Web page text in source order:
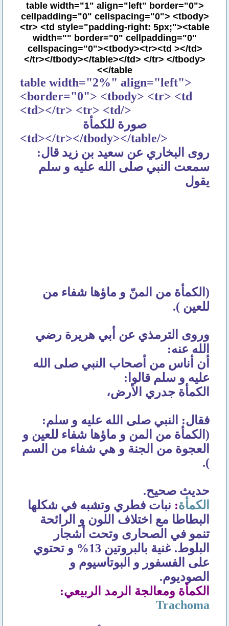
<table width="1" align="left" border="0"
cellpadding="0" cellspacing="0"> <tbody>
<tr> <td style="padding-right: 5px;"><table
width="" border="0" cellpadding="0"
cellspacing="0"><tbody><tr><td ></td>
</tr></tbody></table></td> </tr> </tbody>
</table>
<table width="2%" align="left"
border="0"> <tbody> <tr> <td>
</td></tr> <tr> <td>
صورة للكمأة
</td></tr></tbody></table>
روى البخاري عن سعيد بن زيد قال:
سمعت النبي صلى الله عليه و سلم
يقول
(الكمأة من المنّ و ماؤها شفاء من
للعين ).
وروى الترمذي عن أبي هريرة رضي
الله عنه:
أن أناس من أصحاب النبي صلى الله
عليه و سلم قالوا:
الكمأة جدري الأرض،
فقال: النبي صلى الله عليه و سلم:
(الكمأة من المن و ماؤها شفاء للعين و
العجوة من الجنة و هي شفاء من السم
).
حديث صحيح.
الكمأة: نبات فطري وتشبه في شكلها
البطاطا مع اختلاف اللون و الرائحة
تنمو في الصحارى وتحت أشجار
البلوط. غنية بالبروتين 13% و تحتوي
على الفسفور و البوتاسيوم و
الصوديوم.
الكمأة ومعالجة الرمد الربيعي:
Trachoma